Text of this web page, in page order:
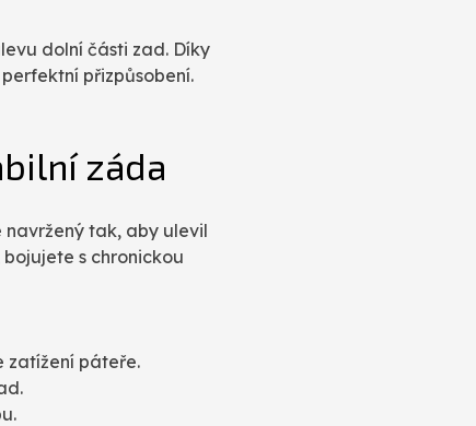
dolní části zad. Díky
přizpůsobení.
záda
tak, aby ulevil
s chronickou
zatížení páteře.